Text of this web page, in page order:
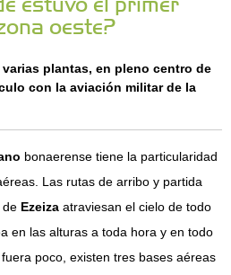
oeste?
plantas, en pleno centro de
con la aviación militar de la
bonaerense tiene la particularidad
Las rutas de arribo y partida
de Ezeiza atraviesan el cielo de todo
en las alturas a toda hora y en todo
poco, existen tres bases aéreas